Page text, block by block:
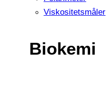
Viskositetsmåler
Biokemi